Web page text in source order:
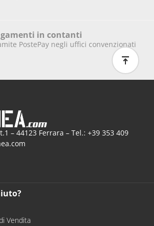
in contanti
PostePay negli uffici convenzionati
– 44123 Ferrara – Tel.: +39 353 409
Vendita